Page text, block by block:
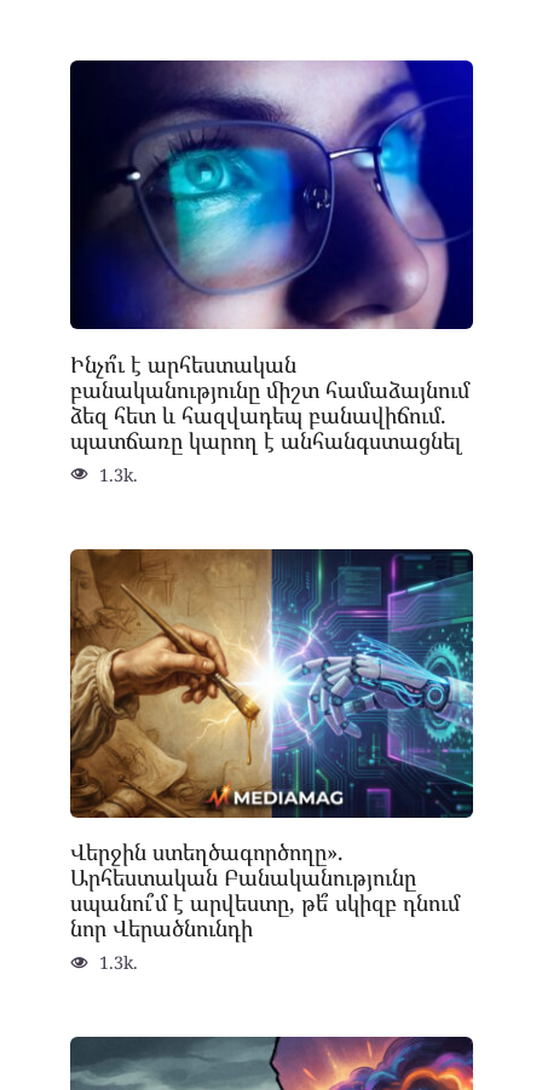
Ինչո՞ւ է արհեստական
բանականությունը միշտ համաձայնում
ձեզ հետ և հազվադեպ բանավիճում.
պատճառը կարող է անհանգստացնել
1.3k.
Վերջին ստեղծագործողը».
Արհեստական Բանականությունը
սպանու՞մ է արվեստը, թե՞ սկիզբ դնում
նոր Վերածնունդի
1.3k.